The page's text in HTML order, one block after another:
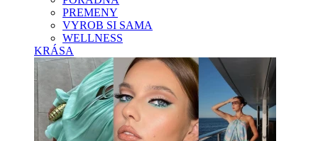
PREMENY
VYROB SI SAMA
WELLNESS
KRÁSA